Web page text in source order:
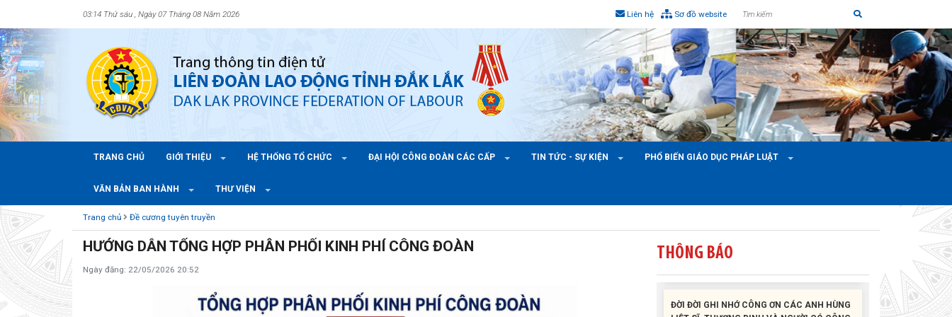
03:14 Thứ sáu , Ngày 07 Tháng 08 Năm 2026 Liên hệ Sơ đồ website
TRANG CHỦ GIỚI THIỆU HỆ THỐNG TỔ CHỨC ĐẠI HỘI CÔNG ĐOÀN CÁC CẤP TIN TỨC - SỰ KIỆN PHỔ BIẾN GIÁO DỤC PHÁP LUẬT
VĂN BẢN BAN HÀNH THƯ VIỆN
Trang chủ Đề cương tuyên truyền
HƯỚNG DẪN TỔNG HỢP PHÂN PHỐI KINH PHÍ CÔNG ĐOÀN
Ngày đăng: 22/05/2026 20:52
THÔNG BÁO
Liên đoàn Lao động tỉnh tổ chức trao kinh phí
hỗ trợ xây dựng nhà Mái ấm Công đoàn cho
đoàn viên công đoàn có hoàn cảnh...
chấm đọc tiếng Anh cho con đoàn viên, người
lao động khó khăn trước khai...
ĐỜI ĐỜI GHI NHỚ CÔNG ƠN CÁC ANH HÙNG
VỚI CÁCH MẠNG!